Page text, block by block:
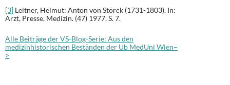
[3] Leitner, Helmut: Anton von Störck (1731-1803). In:
Arzt, Presse, Medizin. (47) 1977. S. 7.
Alle Beiträge der VS-Blog-Serie: Aus den
medizinhistorischen Beständen der Ub MedUni Wien–
>